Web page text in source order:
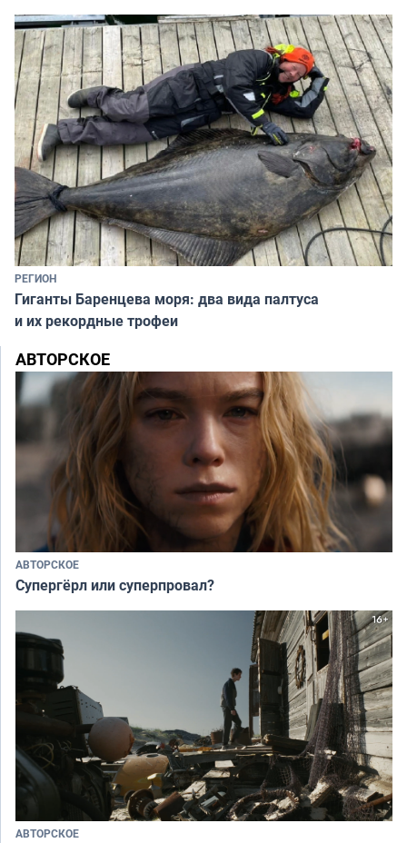
РЕГИОН
Гиганты Баренцева моря: два вида палтуса
и их рекордные трофеи
АВТОРСКОЕ
АВТОРСКОЕ
Супергёрл или суперпровал?
АВТОРСКОЕ